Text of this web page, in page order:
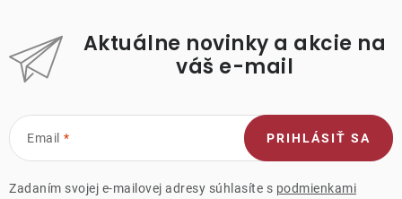
Aktuálne novinky a akcie na
váš e-mail
Email
Zadaním svojej e-mailovej adresy súhlasíte s podmienkami
PRIHLÁSIŤ SA